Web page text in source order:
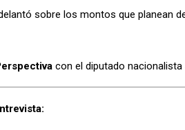
sobre los montos que planean
con el diputado nacionalista